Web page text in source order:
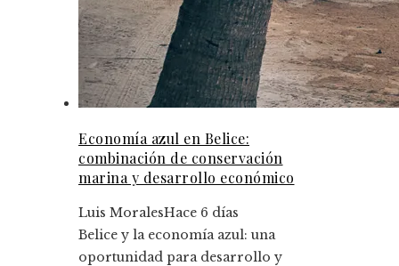
Economía azul en Belice:
combinación de conservación
marina y desarrollo económico
Luis MoralesHace 6 días
Belice y la economía azul: una
oportunidad para desarrollo y